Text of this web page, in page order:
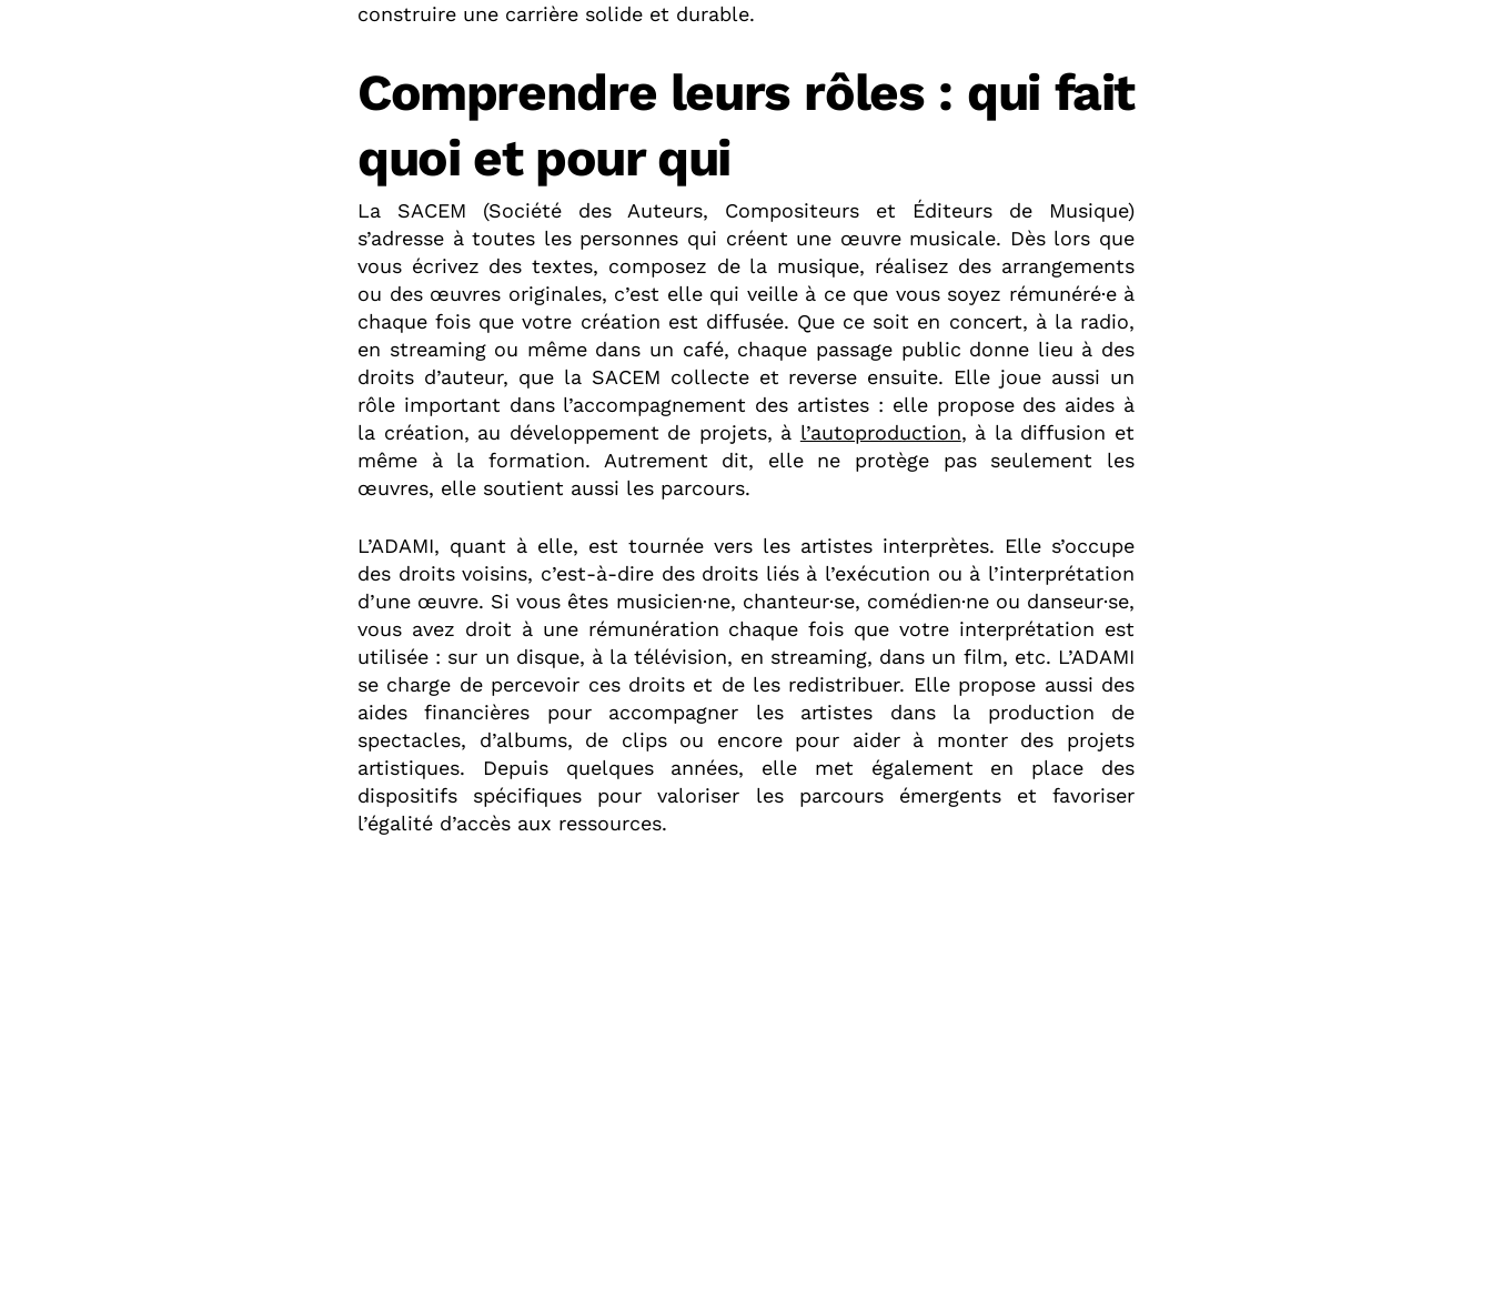
construire une carrière solide et durable.
Comprendre leurs rôles : qui fait
quoi et pour qui
La SACEM (Société des Auteurs, Compositeurs et Éditeurs de Musique)
s’adresse à toutes les personnes qui créent une œuvre musicale. Dès lors que
vous écrivez des textes, composez de la musique, réalisez des arrangements
ou des œuvres originales, c’est elle qui veille à ce que vous soyez rémunéré·e à
chaque fois que votre création est diffusée. Que ce soit en concert, à la radio,
en streaming ou même dans un café, chaque passage public donne lieu à des
droits d’auteur, que la SACEM collecte et reverse ensuite. Elle joue aussi un
rôle important dans l’accompagnement des artistes : elle propose des aides à
la création, au développement de projets, à l’autoproduction, à la diffusion et
même à la formation. Autrement dit, elle ne protège pas seulement les
œuvres, elle soutient aussi les parcours.
L’ADAMI, quant à elle, est tournée vers les artistes interprètes. Elle s’occupe
des droits voisins, c’est-à-dire des droits liés à l’exécution ou à l’interprétation
d’une œuvre. Si vous êtes musicien·ne, chanteur·se, comédien·ne ou danseur·se,
vous avez droit à une rémunération chaque fois que votre interprétation est
utilisée : sur un disque, à la télévision, en streaming, dans un film, etc. L’ADAMI
se charge de percevoir ces droits et de les redistribuer. Elle propose aussi des
aides financières pour accompagner les artistes dans la production de
spectacles, d’albums, de clips ou encore pour aider à monter des projets
artistiques. Depuis quelques années, elle met également en place des
dispositifs spécifiques pour valoriser les parcours émergents et favoriser
l’égalité d’accès aux ressources.